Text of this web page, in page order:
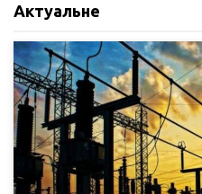
Актуальне